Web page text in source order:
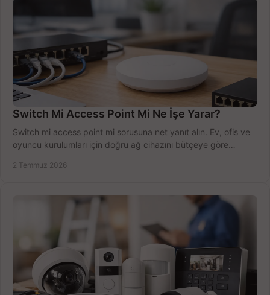
Switch Mi Access Point Mi Ne İşe Yarar?
Switch mi access point mi sorusuna net yanıt alın. Ev, ofis ve
oyuncu kurulumları için doğru ağ cihazını bütçeye göre
2 Temmuz 2026